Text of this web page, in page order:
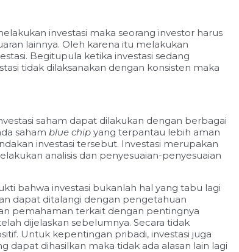
investasi maka seorang investor harus
lainnya. Oleh karena itu melakukan
Begitupula ketika investasi sedang
tidak dilaksanakan dengan konsisten maka
saham dapat dilakukan dengan berbagai
saham blue chip yang terpantau lebih aman
investasi tersebut. Investasi merupakan
analisis dan penyesuaian-penyesuaian
bahwa investasi bukanlah hal yang tabu lagi
dapat ditalangi dengan pengetahuan
pemahaman terkait dengan pentingnya
dijelaskan sebelumnya. Secara tidak
Untuk kepentingan pribadi, investasi juga
dapat dihasilkan maka tidak ada alasan lain lagi